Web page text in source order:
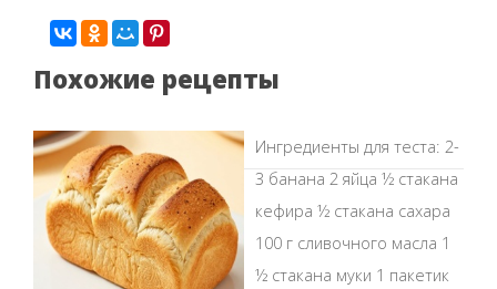
Похожие рецепты
Ингредиенты для теста: 2-
3 банана 2 яйца ½ стакана
кефира ½ стакана сахара
100 г сливочного масла 1
½ стакана муки 1 пакетик